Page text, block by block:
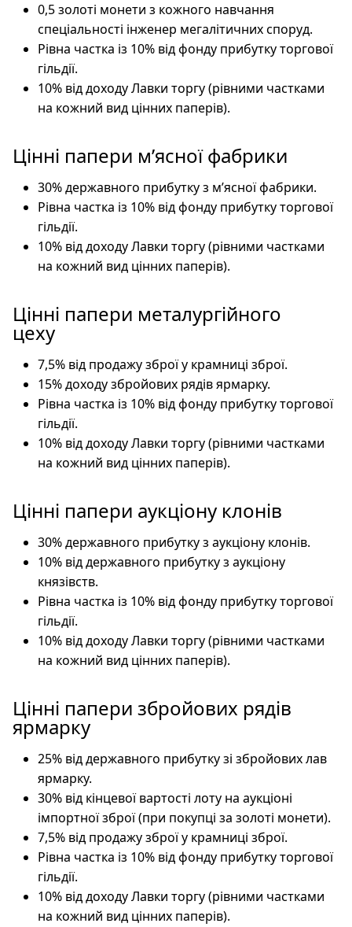
0,5 золоті монети з кожного навчання
спеціальності інженер мегалітичних споруд.
Рівна частка із 10% від фонду прибутку торгової
гільдії.
10% від доходу Лавки торгу (рівними частками
на кожний вид цінних паперів).
Цінні папери м’ясної фабрики
30% державного прибутку з м’ясної фабрики.
Рівна частка із 10% від фонду прибутку торгової
гільдії.
10% від доходу Лавки торгу (рівними частками
на кожний вид цінних паперів).
Цінні папери металургійного
цеху
7,5% від продажу зброї у крамниці зброї.
15% доходу збройових рядів ярмарку.
Рівна частка із 10% від фонду прибутку торгової
гільдії.
10% від доходу Лавки торгу (рівними частками
на кожний вид цінних паперів).
Цінні папери аукціону клонів
30% державного прибутку з аукціону клонів.
10% від державного прибутку з аукціону
князівств.
Рівна частка із 10% від фонду прибутку торгової
гільдії.
10% від доходу Лавки торгу (рівними частками
на кожний вид цінних паперів).
Цінні папери збройових рядів
ярмарку
25% від державного прибутку зі збройових лав
ярмарку.
30% від кінцевої вартості лоту на аукціоні
імпортної зброї (при покупці за золоті монети).
7,5% від продажу зброї у крамниці зброї.
Рівна частка із 10% від фонду прибутку торгової
гільдії.
10% від доходу Лавки торгу (рівними частками
на кожний вид цінних паперів).